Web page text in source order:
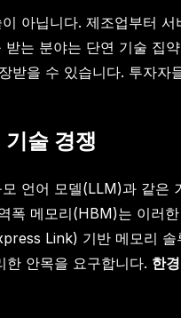
아닙니다. 제조업부터
는 분야는 단연 기술 집
받을 수 있습니다. 투자
술 경쟁
언어 모델(LLM)과 같
폭 메모리(HBM)는 이러
Link) 기반 메모리
안목을 요구합니다. 한경